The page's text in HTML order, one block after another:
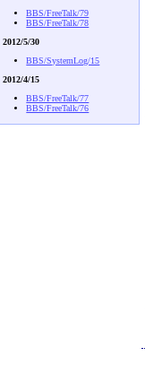
BBS/FreeTalk/79
BBS/FreeTalk/78
2012/5/30
BBS/SystemLog/15
2012/4/15
BBS/FreeTalk/77
BBS/FreeTalk/76